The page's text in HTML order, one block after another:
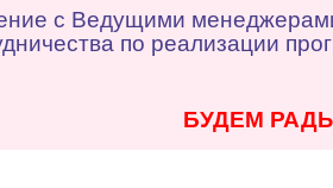
с Ведущими
по реализации
БУДЕМ